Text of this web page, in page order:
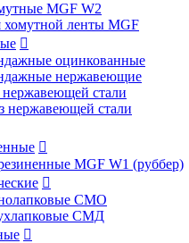
MGF W2
хомутной ленты MGF

оцинкованные
нержавеющие
нержавеющей стали
нержавеющей стали

MGF W1 (руббер)

СМО
СМД
